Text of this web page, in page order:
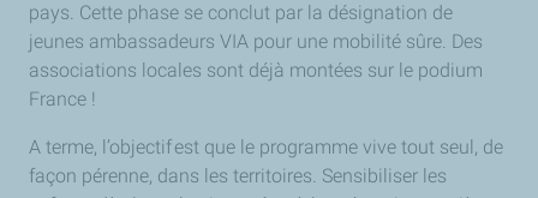
pays. Cette phase se conclut par la désignation de
jeunes ambassadeurs VIA pour une mobilité sûre. Des
associations locales sont déjà montées sur le podium
France !
A terme, l’objectif est que le programme vive tout seul, de
façon pérenne, dans les territoires. Sensibiliser les